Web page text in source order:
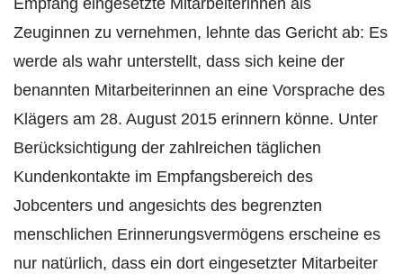
Empfang eingesetzte Mitarbeiterinnen als
Zeuginnen zu vernehmen, lehnte das Gericht ab: Es
werde als wahr unterstellt, dass sich keine der
benannten Mitarbeiterinnen an eine Vorsprache des
Klägers am 28. August 2015 erinnern könne. Unter
Berücksichtigung der zahlreichen täglichen
Kundenkontakte im Empfangsbereich des
Jobcenters und angesichts des begrenzten
menschlichen Erinnerungsvermögens erscheine es
nur natürlich, dass ein dort eingesetzter Mitarbeiter